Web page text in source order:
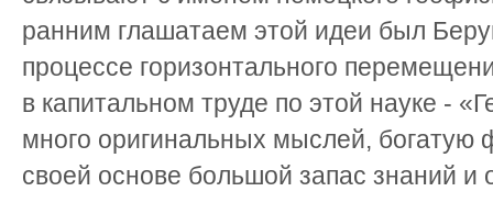
ранним глашатаем этой идеи был
процессе горизонтального
в капитальном труде по этой науке -
много оригинальных мыслей,
своей основе большой запас знаний и